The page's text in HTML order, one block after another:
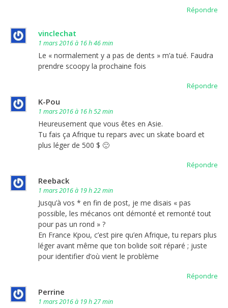
Répondre
vinclechat
1 mars 2016 à 16 h 46 min
Le « normalement y a pas de dents » m’a tué. Faudra
prendre scoopy la prochaine fois
Répondre
K-Pou
1 mars 2016 à 16 h 52 min
Heureusement que vous êtes en Asie.
Tu fais ça Afrique tu repars avec un skate board et
plus léger de 500 $ 🙂
Répondre
Reeback
1 mars 2016 à 19 h 22 min
Jusqu’à vos * en fin de post, je me disais « pas
possible, les mécanos ont démonté et remonté tout
pour pas un rond » ?
En France Kpou, c’est pire qu’en Afrique, tu repars plus
léger avant même que ton bolide soit réparé ; juste
pour identifier d’où vient le problème
Répondre
Perrine
1 mars 2016 à 19 h 27 min